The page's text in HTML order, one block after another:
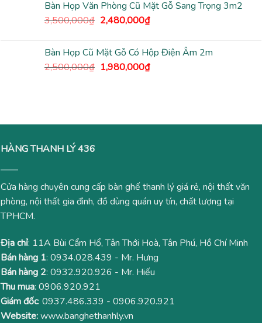
2,500,000₫.là:
1,380,000₫.
Bàn Họp Văn Phòng Cũ Mặt Gỗ Sang Trọng 3m2
3,500,000₫ Giá
3,500,000₫.
2,480,000₫Giá
là:
2,480,000₫.
Bàn Họp Cũ Mặt Gỗ Có Hộp Điện Âm 2m
2,500,000₫ Giá
1,980,000₫Giá
HÀNG THANH LÝ 436
Cửa hàng chuyên cung cấp bàn ghế thanh lý giá rẻ, nội thất văn
phòng, nội thất gia đình, đồ dùng quán uy tín, chất lượng tại
TPHCM.
Địa chỉ: 11A Bùi Cẩm Hổ, Tân Thới Hoà, Tân Phú, Hồ Chí Minh
Bán hàng 1: 0934.028.439 - Mr. Hưng
Bán hàng 2: 0932.920.926 - Mr. Hiếu
Thu mua: 0906.920.921
Giám đốc: 0937.486.339 - 0906.920.921
Website:www.banghethanhly.vn